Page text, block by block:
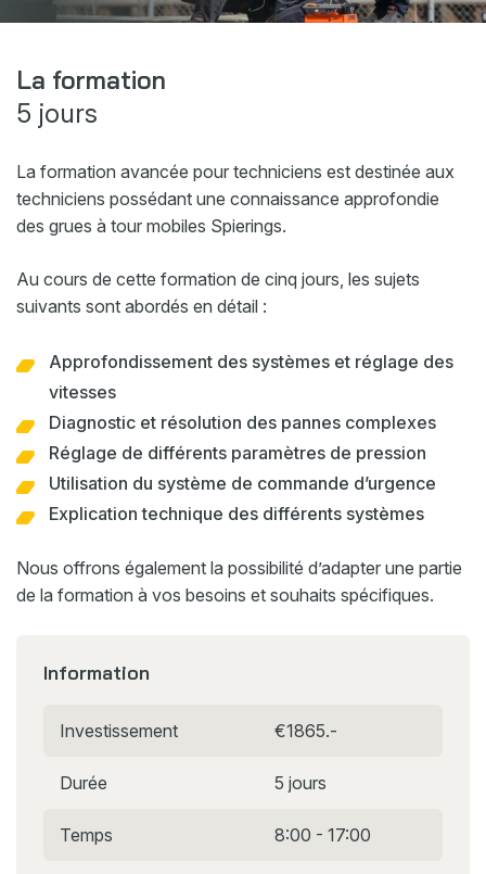
Actualités
Événements
My Spierings
General terms and conditions
La formation
5 jours
La formation avancée pour techniciens est destinée aux
techniciens possédant une connaissance approfondie
des grues à tour mobiles Spierings.
Au cours de cette formation de cinq jours, les sujets
suivants sont abordés en détail :
Approfondissement des systèmes et réglage des
vitesses
Diagnostic et résolution des pannes complexes
Réglage de différents paramètres de pression
Utilisation du système de commande d’urgence
Explication technique des différents systèmes
Nous offrons également la possibilité d’adapter une partie
de la formation à vos besoins et souhaits spécifiques.
Information
Investissement €1865.-
Durée 5 jours
Temps 8:00 - 17:00